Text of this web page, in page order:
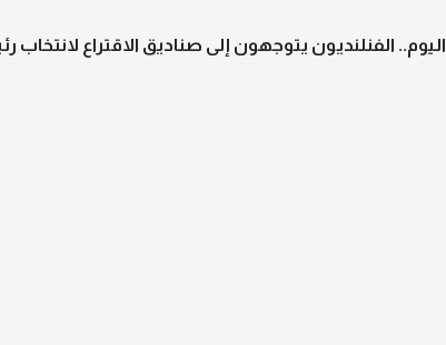
اليوم.. الفنلنديون يتوجهون إلى صناديق الاقتراع لانتخاب